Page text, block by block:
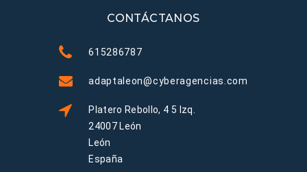
CONTÁCTANOS
615286787
adaptaleon@cyberagencias.com
Platero Rebollo, 4 5 Izq.
24007 León
León
España